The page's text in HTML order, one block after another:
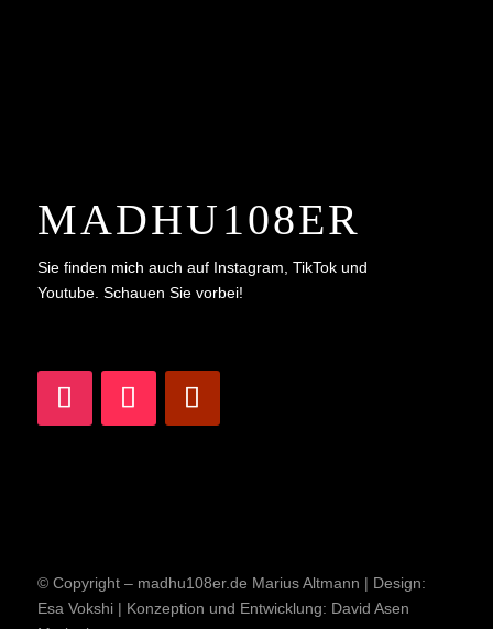
MADHU108ER
Sie finden mich auch auf Instagram, TikTok und
Youtube. Schauen Sie vorbei!
© Copyright – madhu108er.de Marius Altmann | Design:
Esa Vokshi | Konzeption und Entwicklung: David Asen